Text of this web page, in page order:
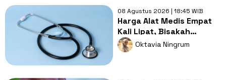
08 Agustus 2026 | 18:45 WIB
Harga Alat Medis Empat
Kali Lipat, Bisakah
Layanan Kesehatan
Tetap Murah?
Oktavia Ningrum